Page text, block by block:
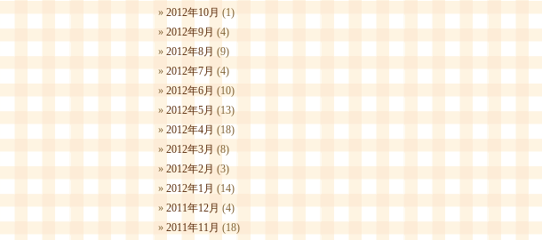
2012年10月 (1)
2012年9月 (4)
2012年8月 (9)
2012年7月 (4)
2012年6月 (10)
2012年5月 (13)
2012年4月 (18)
2012年3月 (8)
2012年2月 (3)
2012年1月 (14)
2011年12月 (4)
2011年11月 (18)